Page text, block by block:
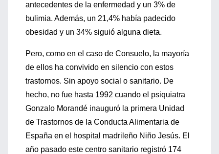
antecedentes de la enfermedad y un 3% de
bulimia. Además, un 21,4% había padecido
obesidad y un 34% siguió alguna dieta.
Pero, como en el caso de Consuelo, la mayoría
de ellos ha convivido en silencio con estos
trastornos. Sin apoyo social o sanitario. De
hecho, no fue hasta 1992 cuando el psiquiatra
Gonzalo Morandé inauguró la primera Unidad
de Trastornos de la Conducta Alimentaria de
España en el hospital madrileño Niño Jesús. El
año pasado este centro sanitario registró 174